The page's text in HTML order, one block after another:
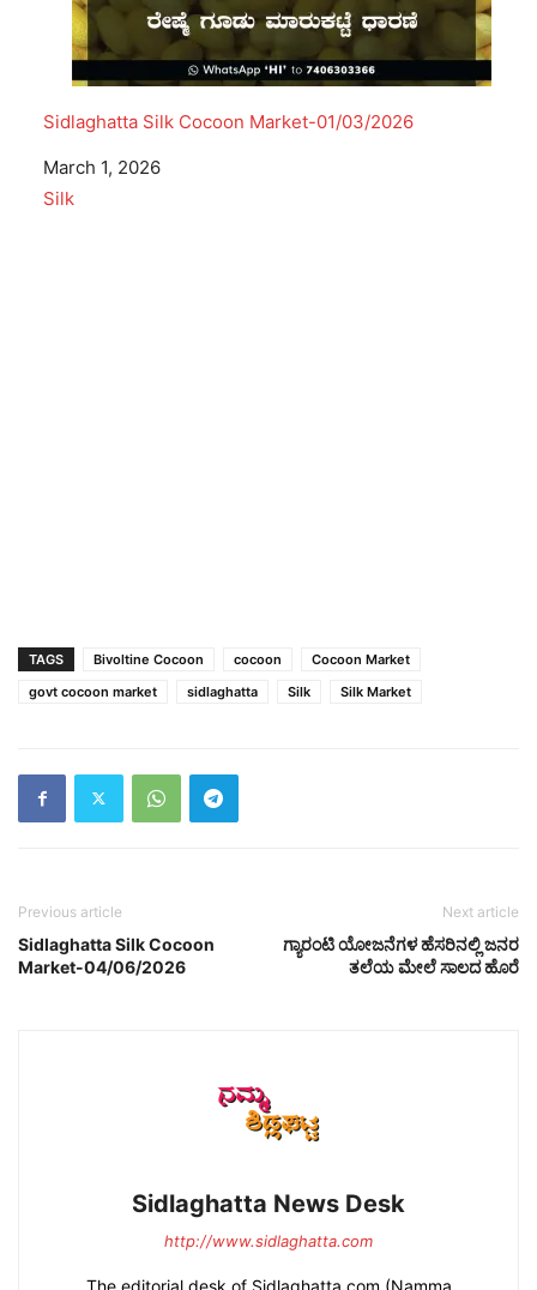
Sidlaghatta Silk Cocoon Market-01/03/2026
Date
March 1, 2026
In relation to
Silk
TAGS Bivoltine Cocoon cocoon
Cocoon Market
govt cocoon market
sidlaghatta Silk Silk Market
Previous article
Sidlaghatta Silk Cocoon
Market-04/06/2026
Next article
ಗ್ಯಾರಂಟಿ ಯೋಜನೆಗಳ ಹೆಸರಿನಲ್ಲಿ ಜನರ
ತಲೆಯ ಮೇಲೆ ಸಾಲದ ಹೊರೆ
Sidlaghatta News Desk
http://www.sidlaghatta.com
The editorial desk of Sidlaghatta.com (Namma